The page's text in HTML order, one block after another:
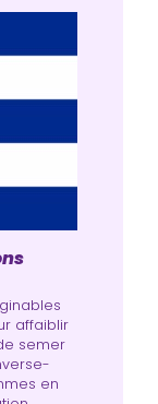
affai­blir
semer
en